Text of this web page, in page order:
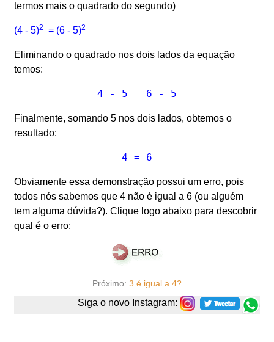
termos mais o quadrado do segundo)
(4 - 5)2 = (6 - 5)2
Eliminando o quadrado nos dois lados da equação
temos:
Finalmente, somando 5 nos dois lados, obtemos o
resultado:
4 = 6
Obviamente essa demonstração possui um erro, pois
todos nós sabemos que 4 não é igual a 6 (ou alguém
tem alguma dúvida?). Clique logo abaixo para descobrir
qual é o erro:
Próximo: 3 é igual a 4?
Siga o novo Instagram: